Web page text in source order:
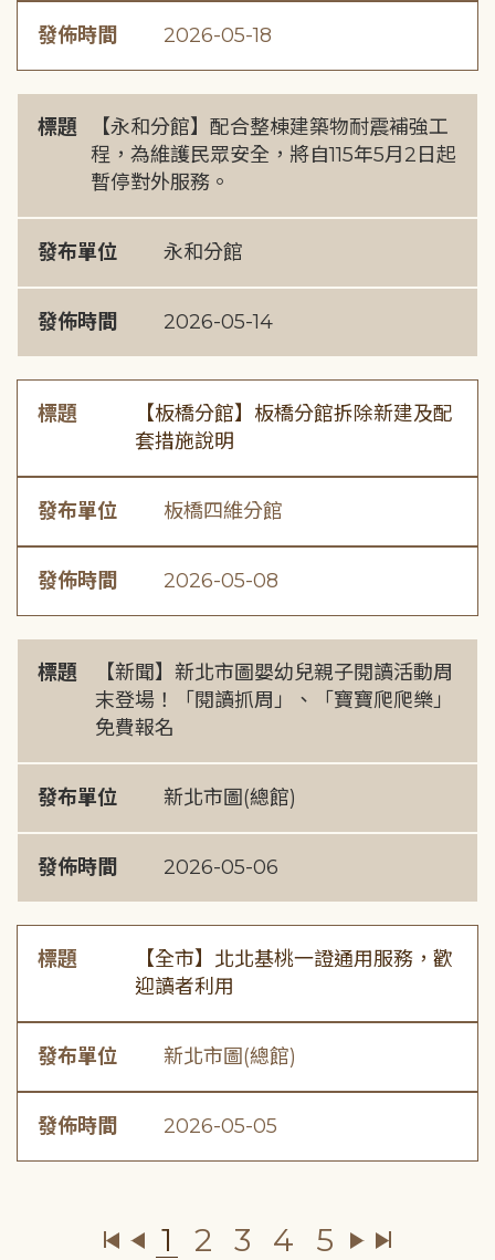
發佈時間 2026-05-18
標題
【永和分館】配合整棟建築物耐震補強工
程，為維護民眾安全，將自115年5月2日起
暫停對外服務。
發布單位 永和分館
發佈時間 2026-05-14
標題
【板橋分館】板橋分館拆除新建及配
套措施說明
發布單位 板橋四維分館
發佈時間 2026-05-08
標題
【新聞】新北市圖嬰幼兒親子閱讀活動周
末登場！「閱讀抓周」、「寶寶爬爬樂」
免費報名
發布單位 新北市圖(總館)
發佈時間 2026-05-06
標題
【全市】北北基桃一證通用服務，歡
迎讀者利用
發布單位 新北市圖(總館)
發佈時間 2026-05-05
1 2 3 4 5